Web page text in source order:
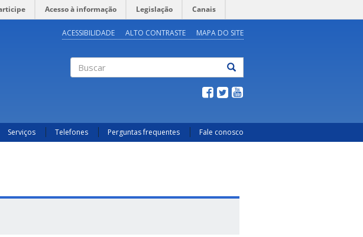
Acesso à informação Legislação Canais
ACESSIBILIDADE ALTO CONTRASTE MAPA DO SITE
Serviços Telefones Perguntas frequentes Fale conosco